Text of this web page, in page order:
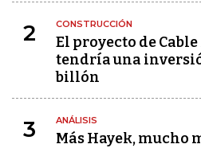
2 CONSTRUCCIÓN
El proyecto de
tendría una
billón
3 ANÁLISIS
Más Hayek, mucho